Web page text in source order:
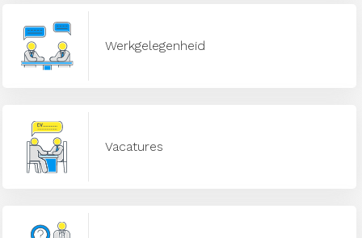
Werkgelegenheid
Vacatures